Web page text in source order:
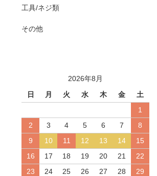
工具/ネジ類
その他
2026年8月
日
月 火 水 木 金
土
1
2
3 4 5 6 7
8
9
10 11 12 13 14
15
16
17 18 19 20 21
22
23
24 25 26 27 28
29